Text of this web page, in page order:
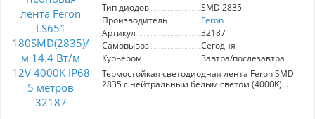
Тип диодов
SMD 2835
Производитель
Feron
Артикул
32187
Самовывоз
Сегодня
Курьером
Завтра/послезавтра
Термостойкая светодиодная лента Feron SMD
2835 с нейтральным белым светом (4000K)